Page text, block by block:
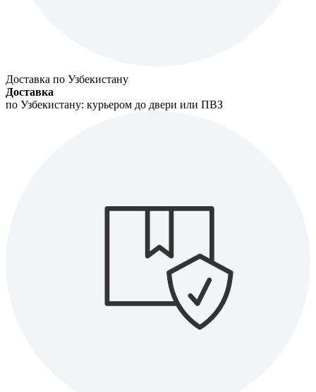
Доставка по Узбекистану
Доставка
по Узбекистану: курьером до двери или ПВЗ